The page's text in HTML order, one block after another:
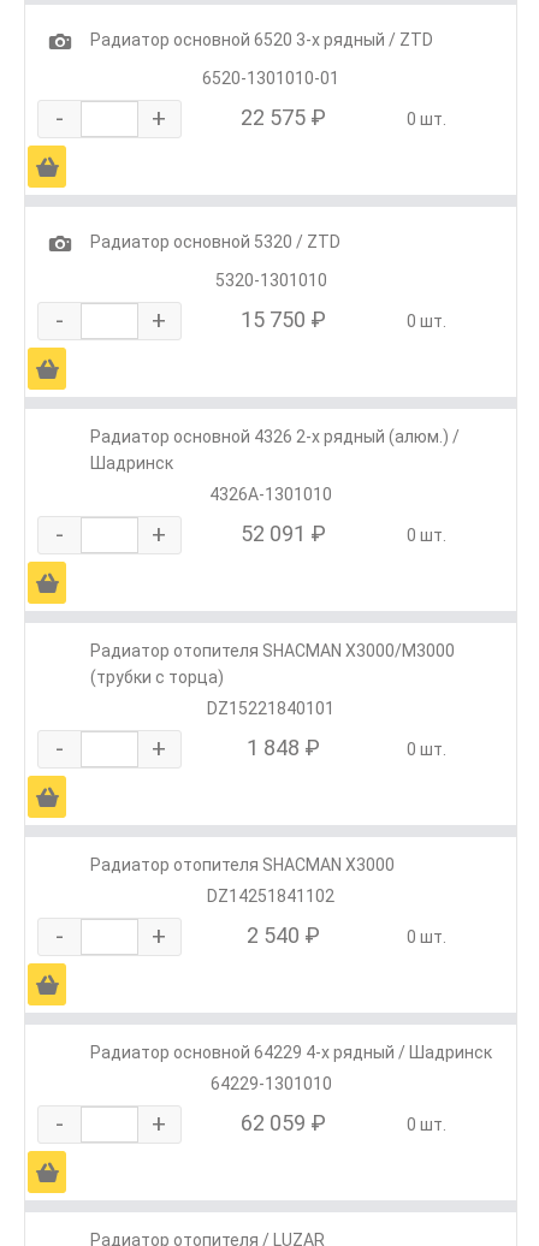
1
Радиатор основной 6520 3-х рядный / ZTD
6520-1301010-01
- + 22 575 ₽ 0 шт.
Ä
1
Радиатор основной 5320 / ZTD
5320-1301010
- + 15 750 ₽ 0 шт.
Ä
Радиатор основной 4326 2-х рядный (алюм.) /
Шадринск
4326А-1301010
- + 52 091 ₽ 0 шт.
Ä
Радиатор отопителя SHACMAN X3000/M3000
(трубки с торца)
DZ15221840101
- + 1 848 ₽ 0 шт.
Ä
Радиатор отопителя SHACMAN X3000
DZ14251841102
- + 2 540 ₽ 0 шт.
Ä
Радиатор основной 64229 4-х рядный / Шадринск
64229-1301010
- + 62 059 ₽ 0 шт.
Ä
Радиатор отопителя / LUZAR